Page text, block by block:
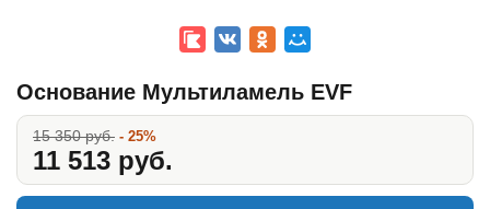
Основание Мультиламель EVF
15 350 руб. - 25%
11 513 руб.